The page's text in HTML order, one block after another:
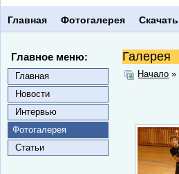
Главная Фотогалерея Скачать
Главное меню:
Главная
Новости
Интервью
Фотогалерея
Статьи
Галерея
Начало »